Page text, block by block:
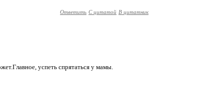
Ответить С цитатой В цитатник
успеть спрятаться у мамы.